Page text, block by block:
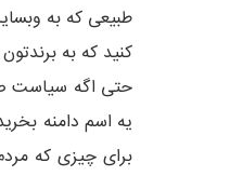
طبیعی که به
کنید که به
حتی اگه سیاست
یه اسم دامنه
برای چیزی که